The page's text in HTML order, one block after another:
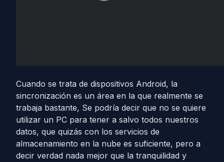
Cuando se trata de dispositivos Android, la
sincronización es un área en la que realmente se
trabaja bastante, Se podría decir que no se quiere
utilizar un PC para tener a salvo todos nuestros
datos, que quizás con los servicios de
almacenamiento en la nube es suficiente, pero a
decir verdad nada mejor que la tranquilidad y